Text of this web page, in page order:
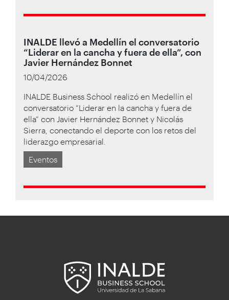
INALDE llevó a Medellín el conversatorio
“Liderar en la cancha y fuera de ella”, con
Javier Hernández Bonnet
10/04/2026
INALDE Business School realizó en Medellín el
conversatorio “Liderar en la cancha y fuera de
ella” con Javier Hernández Bonnet y Nicolás
Sierra, conectando el deporte con los retos del
liderazgo empresarial.
Eventos